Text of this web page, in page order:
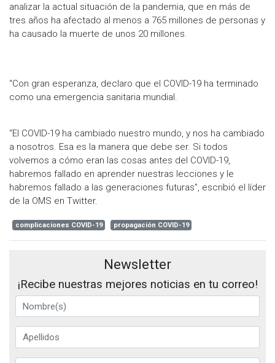
analizar la actual situación de la pandemia, que en más de
tres años ha afectado al menos a 765 millones de personas y
ha causado la muerte de unos 20 millones.
“Con gran esperanza, declaro que el COVID-19 ha terminado
como una emergencia sanitaria mundial.
“El COVID-19 ha cambiado nuestro mundo, y nos ha cambiado
a nosotros. Esa es la manera que debe ser. Si todos
volvemos a cómo eran las cosas antes del COVID-19,
habremos fallado en aprender nuestras lecciones y le
habremos fallado a las generaciones futuras”, escribió el líder
de la OMS en Twitter.
complicaciones COVID-19 propagación COVID-19
Newsletter
¡Recibe nuestras mejores noticias en tu correo!